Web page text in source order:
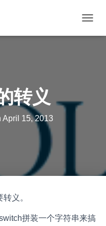
O
转义
April 15, 2013
义。
拼装一个字符串来搞